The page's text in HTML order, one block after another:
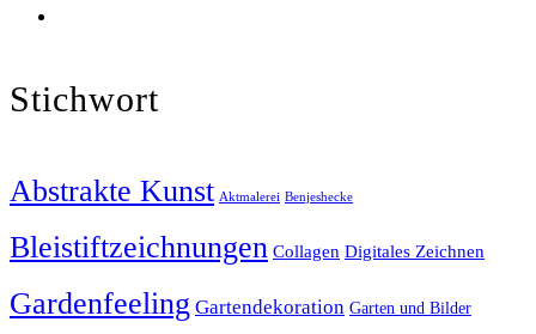
Stichwort
Abstrakte Kunst Aktmalerei Benjeshecke
Bleistiftzeichnungen Collagen Digitales Zeichnen
Gardenfeeling Gartendekoration Garten und Bilder